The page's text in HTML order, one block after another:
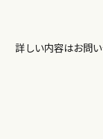
詳しい内容はお問